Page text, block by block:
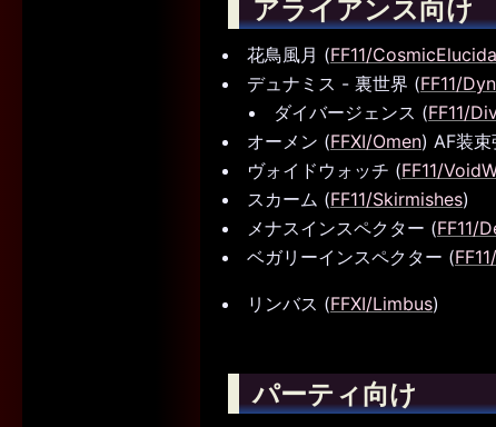
アライアンス向け
花鳥風月 (FF11/
デュナミス - 裏世界 (FF11/
ダイバージェンス (FF11/
オーメン (FFXI/Omen) AF装束
ヴォイドウォッチ (FF11/
スカーム (FF11/Skirmishes)
メナスインスペクター (FF11/
ベガリーインスペクター (
リンバス (FFXI/Limbus)
パーティ向け